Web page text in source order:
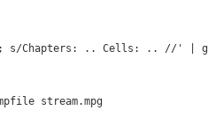
s/Chapters: .. Cells: .. //' |
stream.mpg